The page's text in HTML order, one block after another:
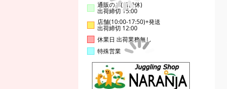
通販のみ(店舗休)
出荷締切 15:00
店舗(10:00-17:50)+発送
出荷締切 12:00
休業日 出荷業務無し
特殊営業